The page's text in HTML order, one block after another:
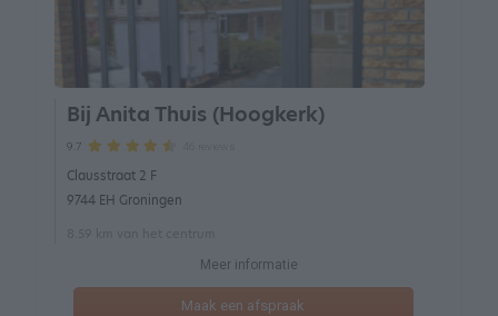
Bij Anita Thuis (Hoogkerk)
9.7
Clausstraat 2 F
9744 EH Groningen
Meer informatie
Maak een afspraak